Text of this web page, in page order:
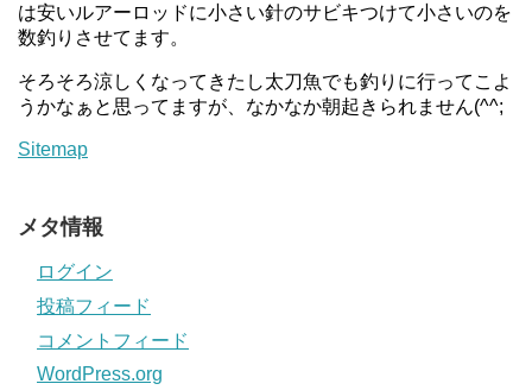
は安いルアーロッドに小さい針のサビキつけて小さいのを
数釣りさせてます。
そろそろ涼しくなってきたし太刀魚でも釣りに行ってこよ
うかなぁと思ってますが、なかなか朝起きられません(^^;
Sitemap
メタ情報
ログイン
投稿フィード
コメントフィード
WordPress.org